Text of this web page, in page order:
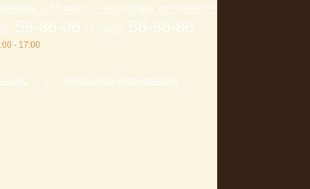
д. 65 корп.1 «Аксессуары для мебели»
58-86-06 +7 (4832) 58-86-86
- 17:00
Контактная информация